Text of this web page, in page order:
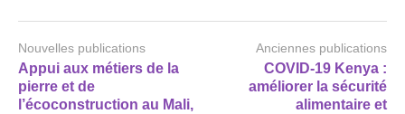
Nouvelles publications
Appui aux métiers de la
pierre et de
l’écoconstruction au Mali,
Anciennes publications
COVID-19 Kenya :
améliorer la sécurité
alimentaire et